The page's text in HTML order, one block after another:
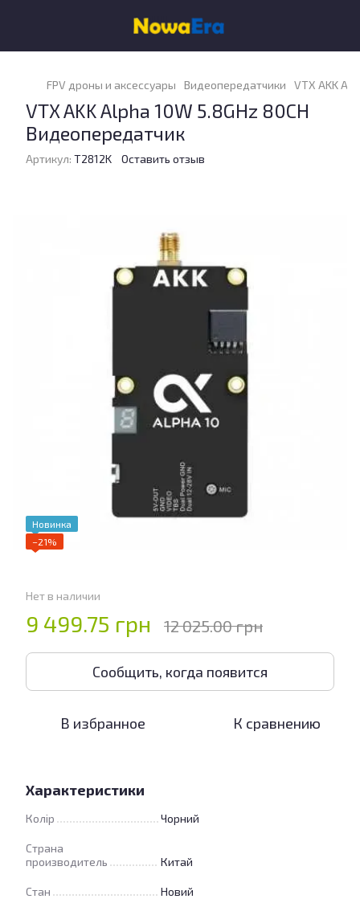
FPV дроны и аксессуары Видеопередатчики VTX AKK
VTX AKK Alpha 10W 5.8GHz 80CH
Видеопередатчик
Артикул: T2812K Оставить отзыв
Новинка
−21%
Нет в наличии
9 499.75 грн 12 025.00 грн
Сообщить, когда появится
В избранное К сравнению
Характеристики
Колір Чорний
Страна
производитель
Китай
Стан Новий